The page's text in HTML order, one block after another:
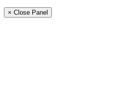
× Close Panel